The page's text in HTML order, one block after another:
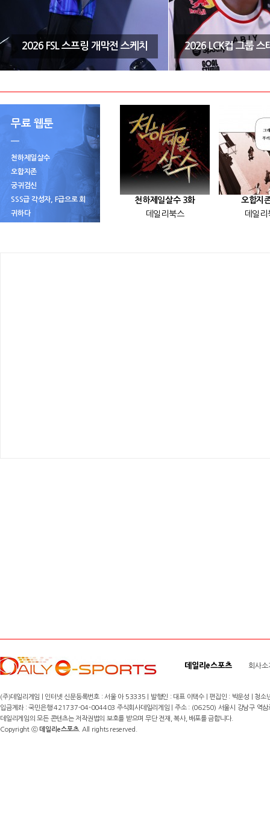
2026 FSL 스프링 개막전 스케치 2026 LCK컵 그룹 스
무료 웹툰
천하제일살수
오합지존
궁귀검신
SSS급 각성자, F급으로 회
귀하다
천하제일살수 3화
데일리북스
오합지
데일리
데일리e스포츠 회사소
(주)데일리게임 | 인터넷 신문등록번호 : 서울 아 53335 | 발행인 : 대표 이택수 | 편집인 : 박운성 |
입금계좌 : 국민은행 421737-04-004403 주식회사데일리게임 | 주소 : (06250) 서울시 강남구
데일리게임의 모든 콘텐츠는 저작권법의 보호를 받으며 무단 전재, 복사, 배포를 금합니다.
Copyright ⓒ데일리e스포츠. All rights reserved.